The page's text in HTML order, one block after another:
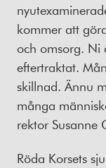
kommer att
och omsorg. Ni
eftertraktat.
skillnad. Ännu
många
rektor Susanne
Röda Korsets